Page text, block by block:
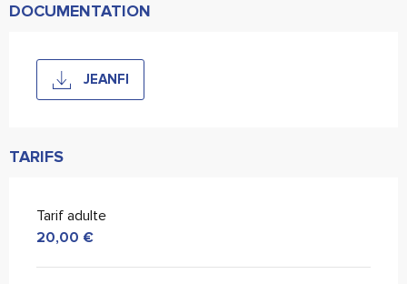
DOCUMENTATION
JEANFI
TARIFS
Tarif adulte
20,00 €